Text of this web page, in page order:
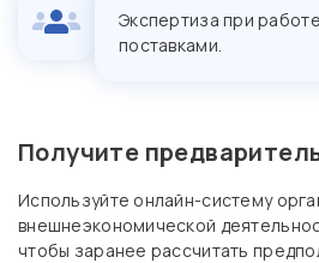
Экспертиза при
поставками.
Получите
Используйте онлайн-систему
внешнеэкономической
чтобы заранее рассчитать